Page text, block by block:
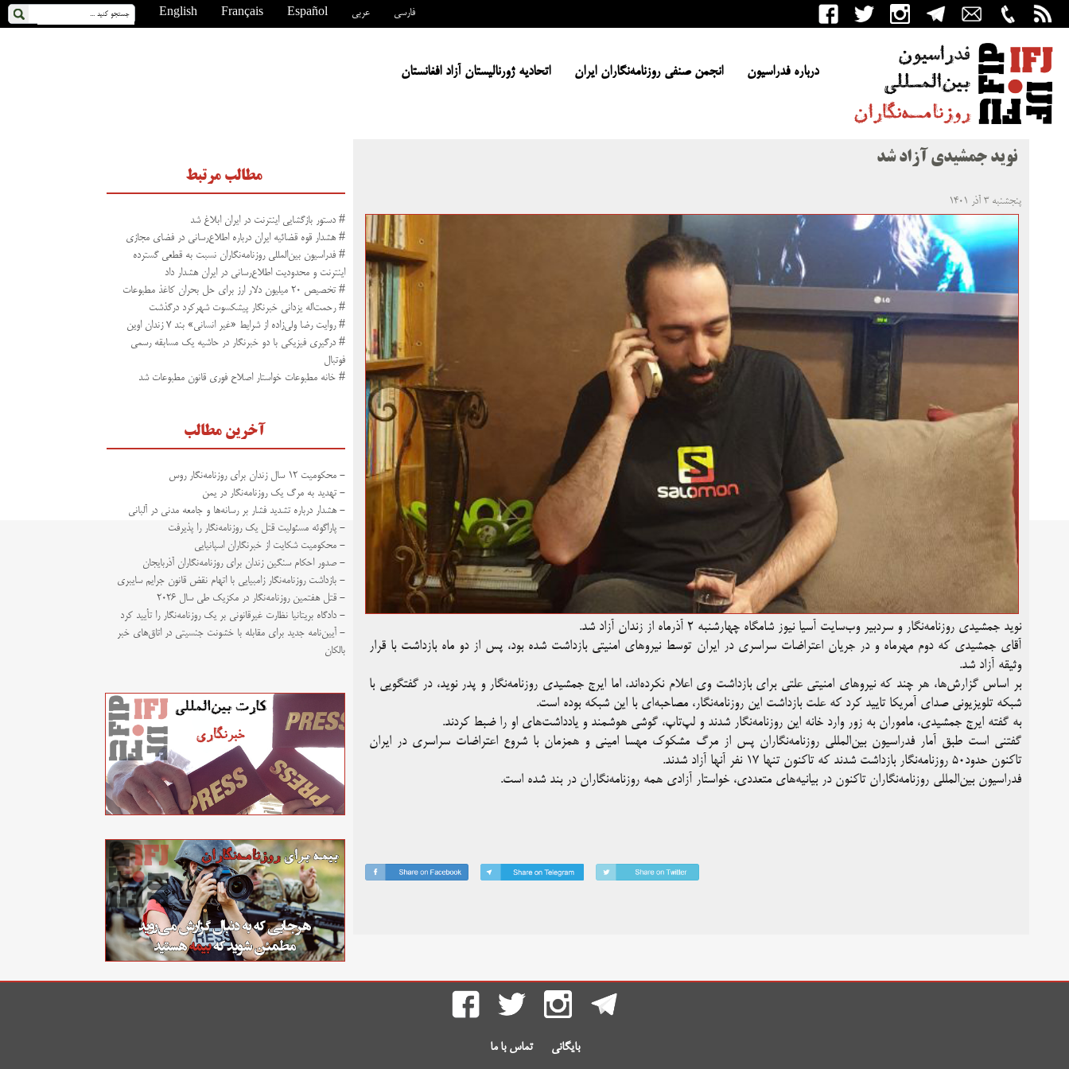
English Français Español عربی فارسی
درباره فدراسیون انجمن صنفی روزنامه‌نگاران ایران اتحادیه ژورنالیستان آزاد افغانستان
نوید جمشیدی آزاد شد
پنجشنبه ۳ آذر ۱۴۰۱
نوید جمشیدی روزنامه‌نگار و سردبیر وب‌سایت آسیا نیوز شامگاه چهارشنبه ۲ آذرماه از زندان آزاد شد.
آقای جمشیدی که دوم مهرماه و در جریان اعتراضات سراسری در ایران توسط نیروهای امنیتی بازداشت شده بود، پس از دو ماه بازداشت با قرار
وثیقه آزاد شد.
بر اساس گزارش‌ها، هر چند که نیروهای امنیتی علتی برای بازداشت وی اعلام نکرده‌اند، اما ایرج جمشیدی روزنامه‌نگار و پدر نوید، در گفتگویی با
شبکه تلویزیونی صدای آمریکا تایید کرد که علت بازداشت این روزنامه‌نگار، مصاحبه‌ای با این شبکه بوده است.
به گفته ایرج جمشیدی، ماموران به زور وارد خانه این روزنامه‌نگار شدند و لپ‌تاپ، گوشی هوشمند و یادداشت‌های او را ضبط کردند.
گفتنی است طبق آمار فدراسیون بین‌المللی روزنامه‌نگاران پس از مرگ مشکوک مهسا امینی و همزمان با شروع اعتراضات سراسری در ایران
تاکنون حدود۵۰ روزنامه‌نگار بازداشت شدند که تاکنون تنها ۱۷ نفر آنها آزاد شدند.
فدراسیون بین‌المللی روزنامه‌نگاران تاکنون در بیانیه‌های متعددی، خواستار آزادی همه روزنامه‌نگاران در بند شده است.
مطالب مرتبط
# دستور بازگشایی اینترنت در ایران ابلاغ شد
# هشدار قوه قضائیه ایران درباره اطلاع‌رسانی در فضای مجازی
# فدراسیون بین‌المللی روزنامه‌نگاران نسبت به قطعی گسترده
اینترنت و محدودیت اطلاع‌رسانی در ایران هشدار داد
# تخصیص ۲۰ میلیون دلار ارز برای حل بحران کاغذ مطبوعات
# رحمت‌اله یزدانی خبرنگار پیشکسوت شهرکرد درگذشت
# روایت رضا ولی‌زاده از شرایط «غیر انسانی» بند ۷ زندان اوین
# درگیری فیزیکی با دو خبرنگار در حاشیه یک مسابقه رسمی
فوتبال
# خانه مطبوعات خواستار اصلاح فوری قانون مطبوعات شد
آخرین مطالب
- محکومیت ۱۲ سال زندان برای روزنامه‌نگار روس
- تهدید به مرگ یک روزنامه‌نگار در یمن
- هشدار درباره تشدید فشار بر رسانه‌ها و جامعه مدنی در آلبانی
- پاراگوئه مسئولیت قتل یک روزنامه‌نگار را پذیرفت
- محکومیت شکایت از خبرنگاران اسپانیایی
- صدور احکام سنگین زندان برای روزنامه‌نگاران آذربایجان
- بازداشت روزنامه‌نگار زامبیایی با اتهام نقض قانون جرایم سایبری
- قتل هفتمین روزنامه‌نگار در مکزیک طی سال ۲۰۲۶
- دادگاه بریتانیا نظارت غیرقانونی بر یک روزنامه‌نگار را تأیید کرد
- آیین‌نامه جدید برای مقابله با خشونت جنسیتی در اتاق‌های خبر
بالکان
بایگانی تماس با ما